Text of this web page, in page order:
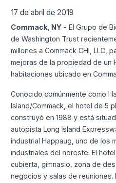
17 de abril de 2019
Commack, NY - El Grupo de
de Washington Trust
millones a Commack CHI, LLC,
mejoras de la propiedad de un
habitaciones ubicado en
Conocido comúnmente como
Island/Commack, el hotel de 5
construyó en 1988 y está
autopista Long Island
industrial Happaug, uno de los
industriales del noreste. El
cubierta, gimnasio, zona de
negocios y salas de reuniones.